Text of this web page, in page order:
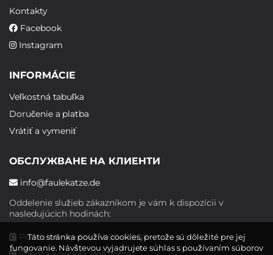
Kontakty
Facebook
Instagram
INFORMÁCIE
Veľkostná tabuľka
Doručenie a platba
Vrátiť a vymeniť
ОБСЛУЖВАНЕ НА КЛИЕНТИ
info@faulekatze.de
Oddelenie služieb zákazníkom je vám k dispozícii v
nasledujúcich hodinách:
Pondelok - piatok: 10:00 - 19:00
Táto stránka používa cookies, pretože sú dôležité pre jej
fungovanie. Návštevou vyjadrujete súhlas s používaním súborov